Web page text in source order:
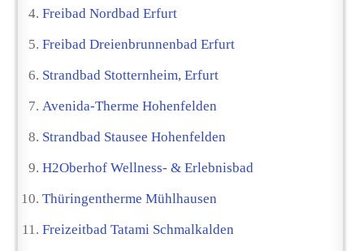
Freibad Nordbad Erfurt
Freibad Dreienbrunnenbad Erfurt
Strandbad Stotternheim, Erfurt
Avenida-Therme Hohenfelden
Strandbad Stausee Hohenfelden
H2Oberhof Wellness- & Erlebnisbad
Thüringentherme Mühlhausen
Freizeitbad Tatami Schmalkalden